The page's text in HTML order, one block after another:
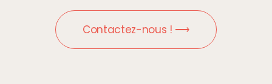
Contactez-nous ! ⟶